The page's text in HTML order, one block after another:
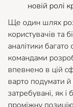
новій ролі
Ще один шлях
користувачів та
аналітики багато
командами
впевнено в цій
варто подумати
затребувані, як